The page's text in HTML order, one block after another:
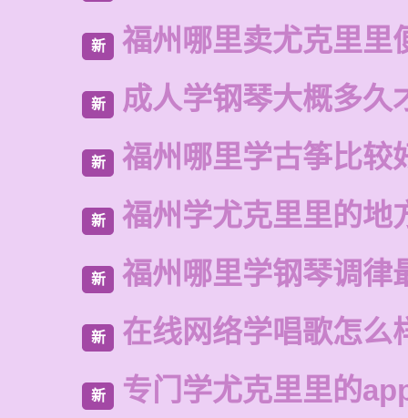
新 福州哪里卖尤克里里
新 成人学钢琴大概多久
新 福州哪里学古筝比较
新 福州学尤克里里的地
新 福州哪里学钢琴调律
新 在线网络学唱歌怎么
新 专门学尤克里里的